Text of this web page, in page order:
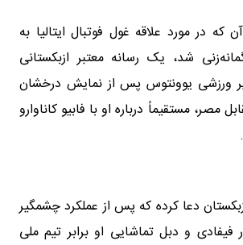
که در مورد علاقه غول فوتبال ایتالیا به
شد، یک رسانه معتبر ازبکستانی
ورزشی یوونتوس پس از نمایش درخشان
مصر، مستقیماً درباره او با فابیو کاناوارو
دعا کرده که پس از عملکرد چشمگیر
فیفادی و دبل تماشایی او برابر تیم ملی